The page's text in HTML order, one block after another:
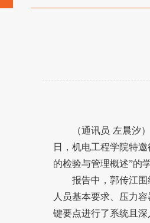
（通讯员 左晨汐）
日，机电工程学院特
的检验与管理概述”的
报告中，郭传江
人员基本要求、压力
键要点进行了系统且